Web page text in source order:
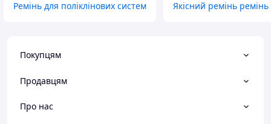
Ремінь для поліклінових систем Якісний ремінь
Покупцям
Продавцям
Про нас